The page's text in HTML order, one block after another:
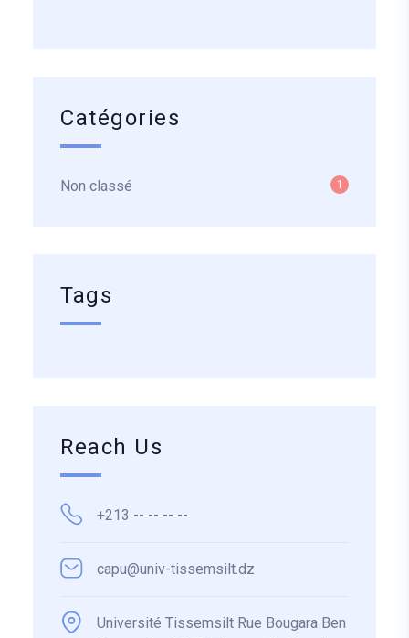
Catégories
Non classé 1
Tags
Reach Us
+213 -- -- -- --
capu@univ-tissemsilt.dz
Université Tissemsilt Rue Bougara Ben